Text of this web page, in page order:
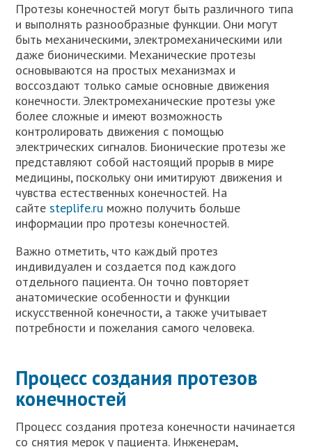
Протезы конечностей могут быть различного типа
и выполнять разнообразные функции. Они могут
быть механическими, электромеханическими или
даже бионическими. Механические протезы
основываются на простых механизмах и
воссоздают только самые основные движения
конечности. Электромеханические протезы уже
более сложные и имеют возможность
контролировать движения с помощью
электрических сигналов. Бионические протезы же
представляют собой настоящий прорыв в мире
медицины, поскольку они имитируют движения и
чувства естественных конечностей. На
сайтеsteplife.ru можно получить больше
информации про протезы конечностей.
Важно отметить, что каждый протез
индивидуален и создается под каждого
отдельного пациента. Он точно повторяет
анатомические особенности и функции
искусственной конечности, а также учитывает
потребности и пожелания самого человека.
Процесс создания протезов
конечностей
Процесс создания протеза конечности начинается
со снятия мерок у пациента. Инженерам,